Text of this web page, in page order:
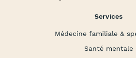
Services
Médecine familiale &
Santé mentale